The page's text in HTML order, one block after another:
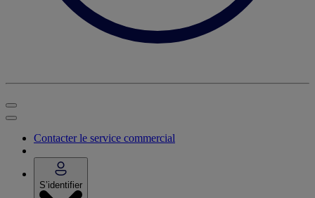
Contacter le service commercial
S’identifier